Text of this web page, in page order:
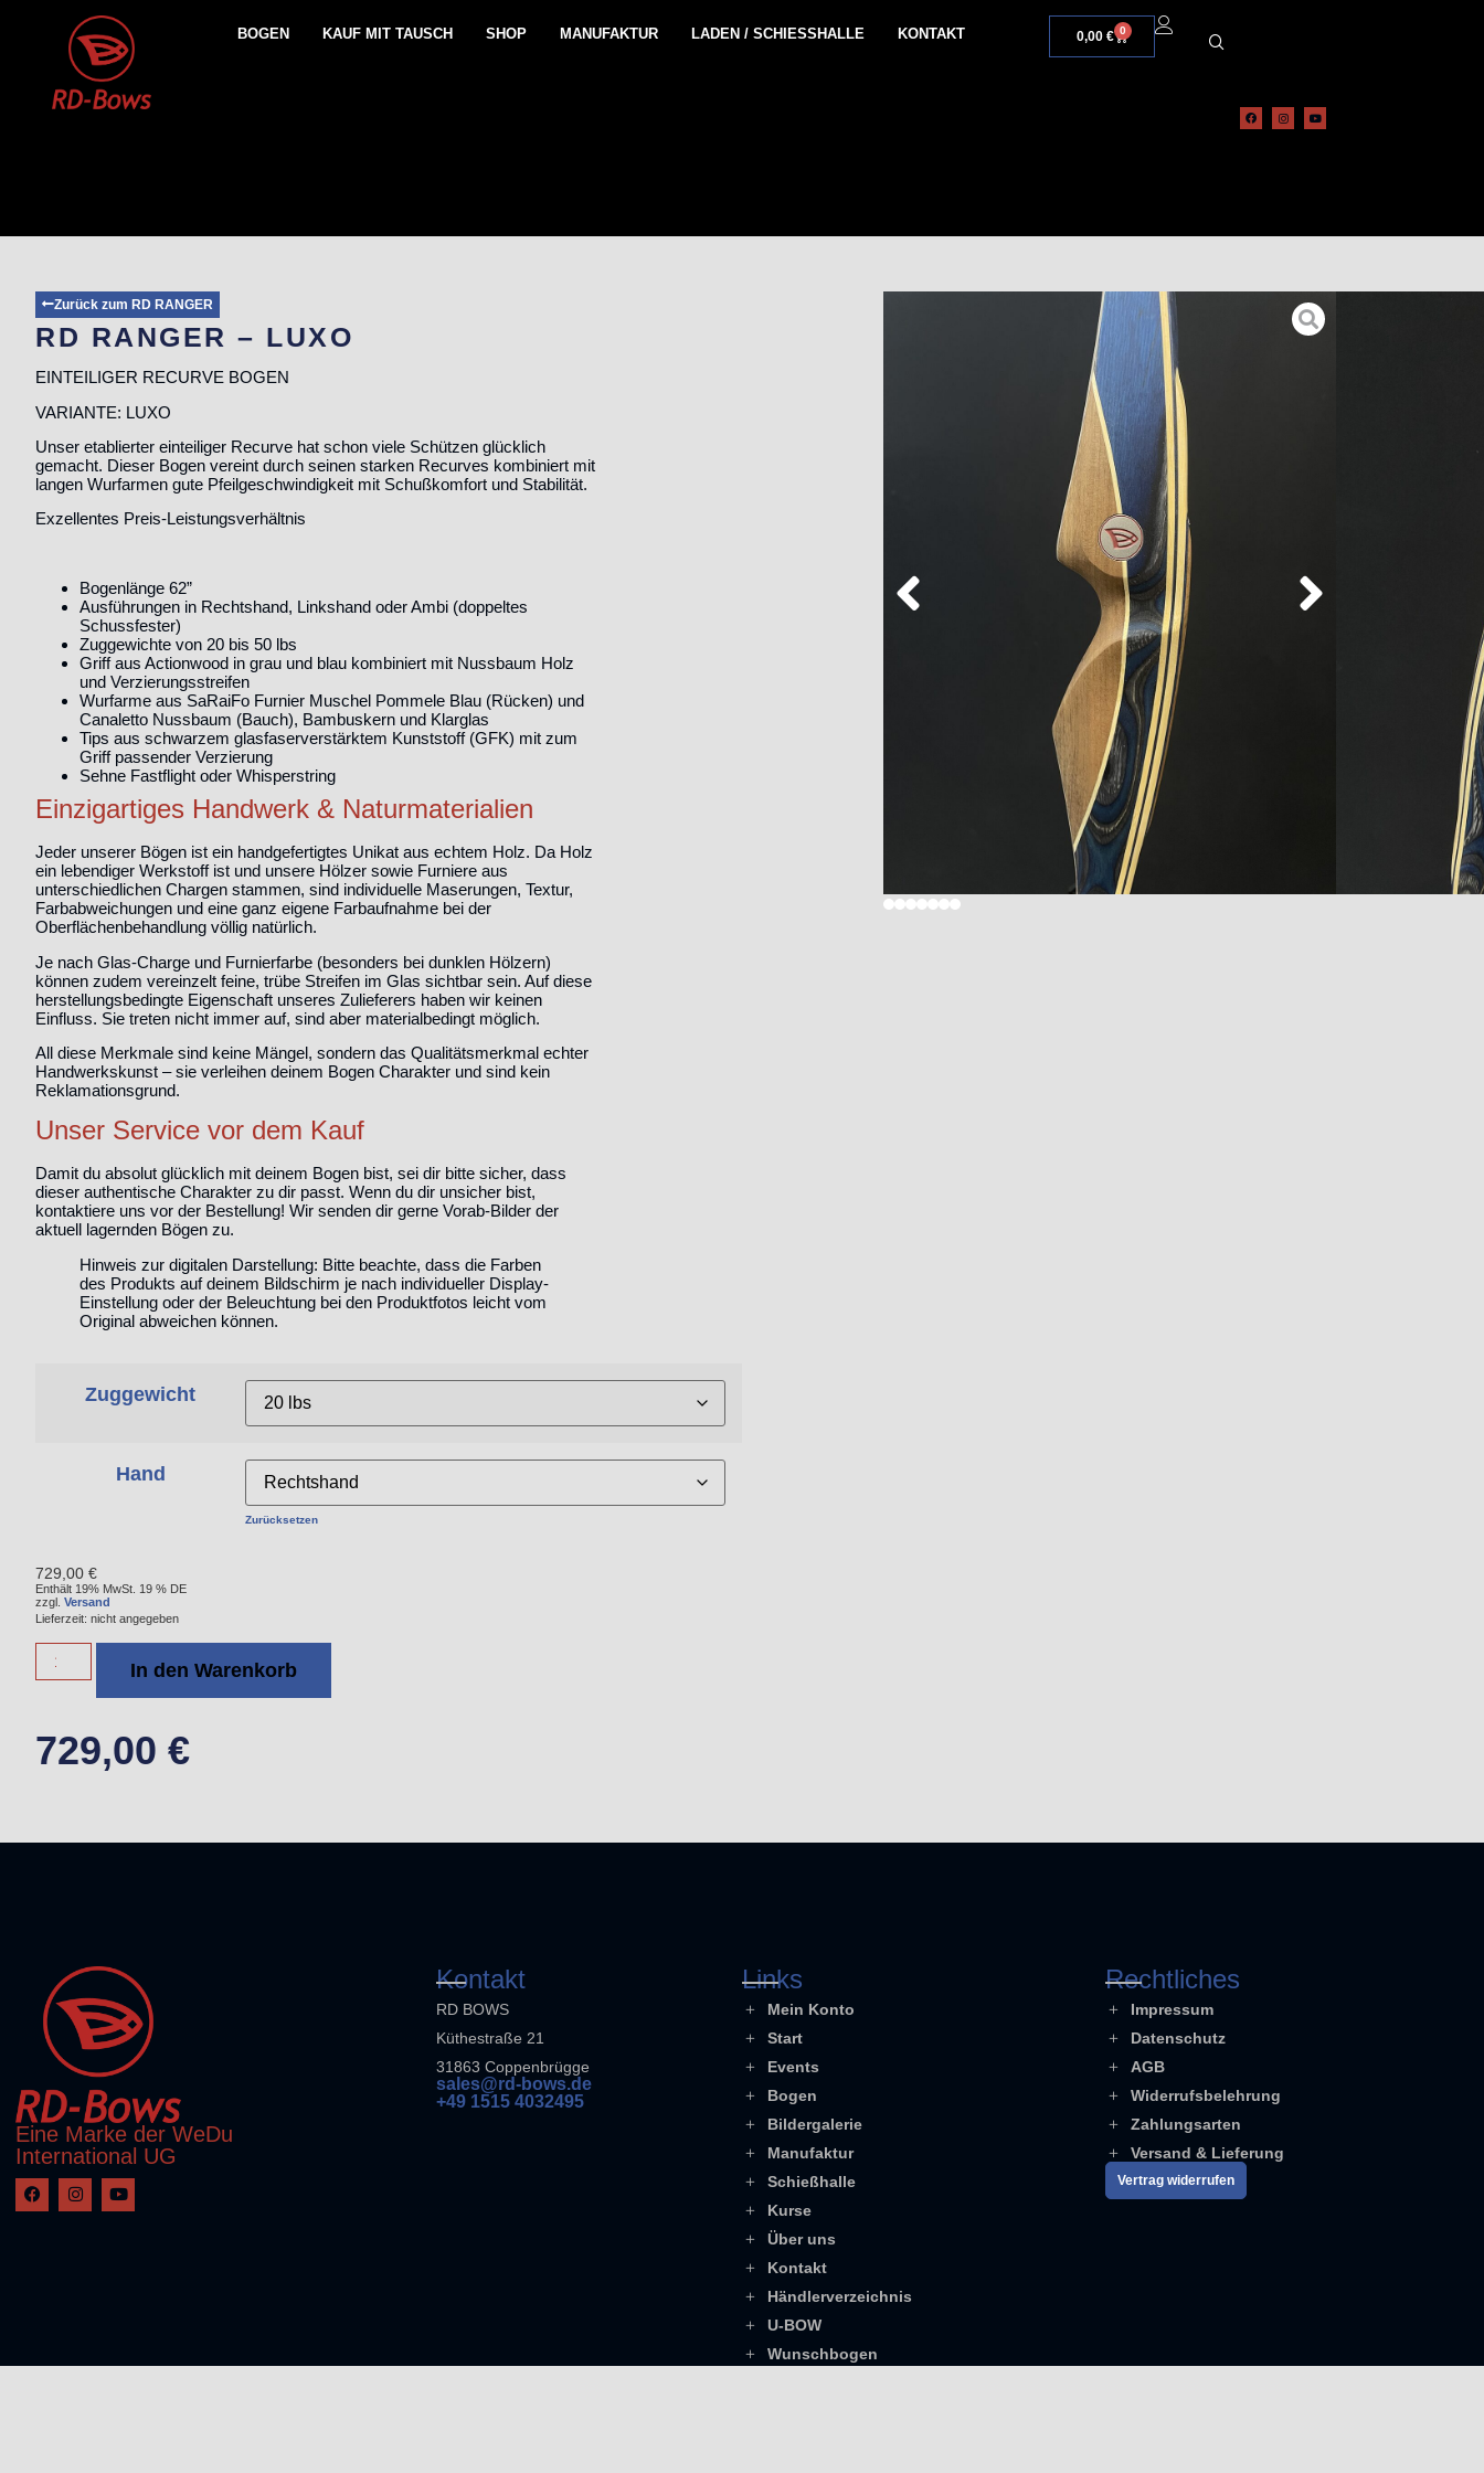
BOGEN KAUF MIT TAUSCH SHOP MANUFAKTUR LADEN / SCHIESSHALLE KONTAKT 0,00 € 0
Zurück zum RD RANGER
RD RANGER – LUXO
EINTEILIGER RECURVE BOGEN
VARIANTE: LUXO
Unser etablierter einteiliger Recurve hat schon viele Schützen glücklich
gemacht. Dieser Bogen vereint durch seinen starken Recurves kombiniert mit
langen Wurfarmen gute Pfeilgeschwindigkeit mit Schußkomfort und Stabilität.
Exzellentes Preis-Leistungsverhältnis
Bogenlänge 62”
Ausführungen in Rechtshand, Linkshand oder Ambi (doppeltes
Schussfester)
Zuggewichte von 20 bis 50 lbs
Griff aus Actionwood in grau und blau kombiniert mit Nussbaum Holz
und Verzierungsstreifen
Wurfarme aus SaRaiFo Furnier Muschel Pommele Blau (Rücken) und
Canaletto Nussbaum (Bauch), Bambuskern und Klarglas
Tips aus schwarzem glasfaserverstärktem Kunststoff (GFK) mit zum
Griff passender Verzierung
Sehne Fastflight oder Whisperstring
Einzigartiges Handwerk & Naturmaterialien
Jeder unserer Bögen ist ein handgefertigtes Unikat aus echtem Holz. Da Holz
ein lebendiger Werkstoff ist und unsere Hölzer sowie Furniere aus
unterschiedlichen Chargen stammen, sind individuelle Maserungen, Textur,
Farbabweichungen und eine ganz eigene Farbaufnahme bei der
Oberflächenbehandlung völlig natürlich.
Je nach Glas-Charge und Furnierfarbe (besonders bei dunklen Hölzern)
können zudem vereinzelt feine, trübe Streifen im Glas sichtbar sein. Auf diese
herstellungsbedingte Eigenschaft unseres Zulieferers haben wir keinen
Einfluss. Sie treten nicht immer auf, sind aber materialbedingt möglich.
All diese Merkmale sind keine Mängel, sondern das Qualitätsmerkmal echter
Handwerkskunst – sie verleihen deinem Bogen Charakter und sind kein
Reklamationsgrund.
Unser Service vor dem Kauf
Damit du absolut glücklich mit deinem Bogen bist, sei dir bitte sicher, dass
dieser authentische Charakter zu dir passt. Wenn du dir unsicher bist,
kontaktiere uns vor der Bestellung! Wir senden dir gerne Vorab-Bilder der
aktuell lagernden Bögen zu.
Hinweis zur digitalen Darstellung: Bitte beachte, dass die Farben
des Produkts auf deinem Bildschirm je nach individueller Display-
Einstellung oder der Beleuchtung bei den Produktfotos leicht vom
Original abweichen können.
Zuggewicht
Hand
Zurücksetzen
729,00 €
Enthält 19% MwSt. 19 % DE
zzgl. Versand
Lieferzeit: nicht angegeben
In den Warenkorb
729,00 €
Eine Marke der WeDu
International UG
Kontakt
RD BOWS
Küthestraße 21
31863 Coppenbrügge
sales@rd-bows.de
+49 1515 4032495
Links
Mein Konto
Start
Events
Bogen
Bildergalerie
Manufaktur
Schießhalle
Kurse
Über uns
Kontakt
Händlerverzeichnis
U-BOW
Wunschbogen
Rechtliches
Impressum
Datenschutz
AGB
Widerrufsbelehrung
Zahlungsarten
Versand & Lieferung
Vertrag widerrufen